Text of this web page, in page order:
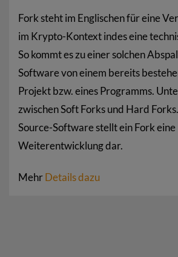
Fork steht im Englischen für eine
im Krypto-Kontext indes eine
So kommt es zu einer solchen
Software von einem bereits
Projekt bzw. eines Programms.
zwischen Soft Forks und Hard
Source-Software stellt ein Fork eine
Weiterentwicklung dar.
MehrDetails dazu